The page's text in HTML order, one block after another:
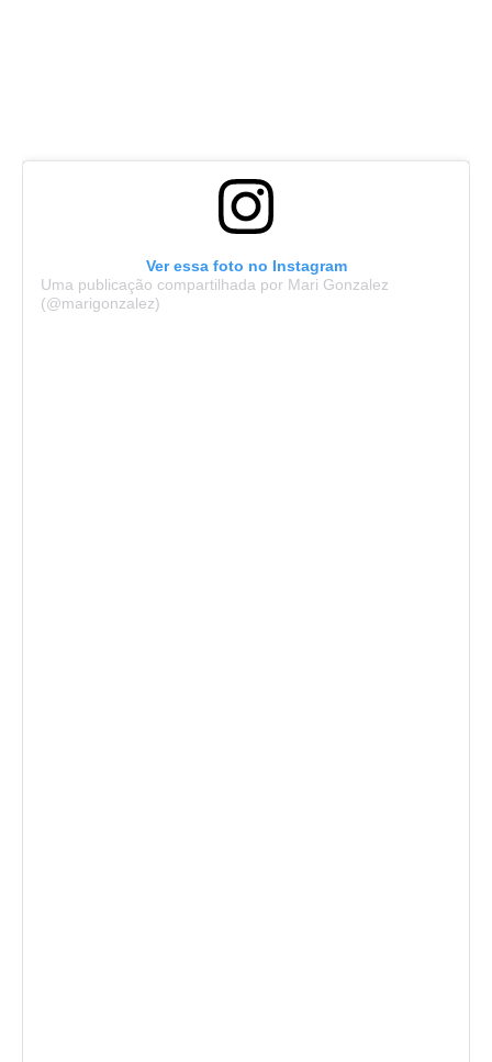
Ver essa foto no Instagram
Uma publicação compartilhada por Mari Gonzalez
(@marigonzalez)